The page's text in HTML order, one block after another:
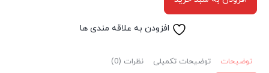
افزودن به علاقه مندی ها
توضیحات توضیحات تکمیلی نظرات (0)